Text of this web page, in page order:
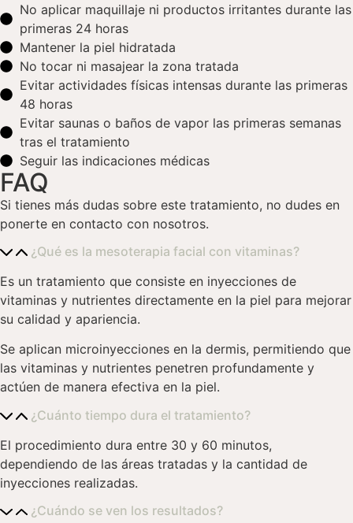
No aplicar maquillaje ni productos irritantes durante las
primeras 24 horas
Mantener la piel hidratada
No tocar ni masajear la zona tratada
Evitar actividades físicas intensas durante las primeras
48 horas
Evitar saunas o baños de vapor las primeras semanas
tras el tratamiento
Seguir las indicaciones médicas
FAQ
Si tienes más dudas sobre este tratamiento, no dudes en
ponerte en contacto con nosotros.
¿Qué es la mesoterapia facial con vitaminas?
Es un tratamiento que consiste en inyecciones de
vitaminas y nutrientes directamente en la piel para mejorar
su calidad y apariencia.
Se aplican microinyecciones en la dermis, permitiendo que
las vitaminas y nutrientes penetren profundamente y
actúen de manera efectiva en la piel.
¿Cuánto tiempo dura el tratamiento?
El procedimiento dura entre 30 y 60 minutos,
dependiendo de las áreas tratadas y la cantidad de
inyecciones realizadas.
¿Cuándo se ven los resultados?